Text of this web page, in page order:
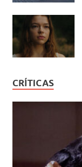
CRÍTICAS